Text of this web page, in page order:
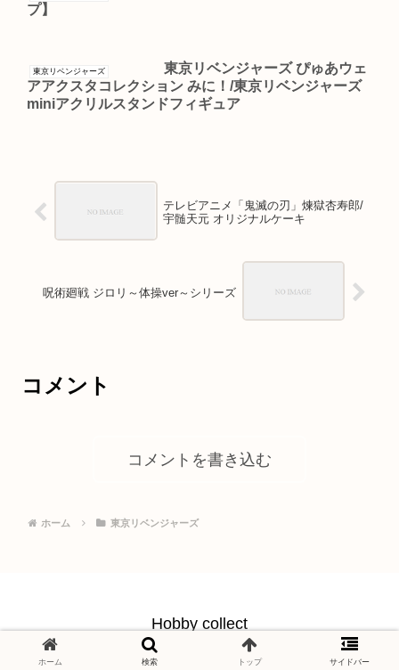
プ】
東京リベンジャーズ
東京リベンジャーズ ぴゅあウェ
アアクスタコレクション みに！/東京リベンジャーズ
miniアクリルスタンドフィギュア
テレビアニメ「鬼滅の刃」煉獄杏寿郎/
宇髄天元 オリジナルケーキ
呪術廻戦 ジロリ～体操ver～シリーズ
コメント
コメントを書き込む
ホーム 東京リベンジャーズ
Hobby collect
© 2021 Hobby collect.
ホーム 検索 トップ サイドバー